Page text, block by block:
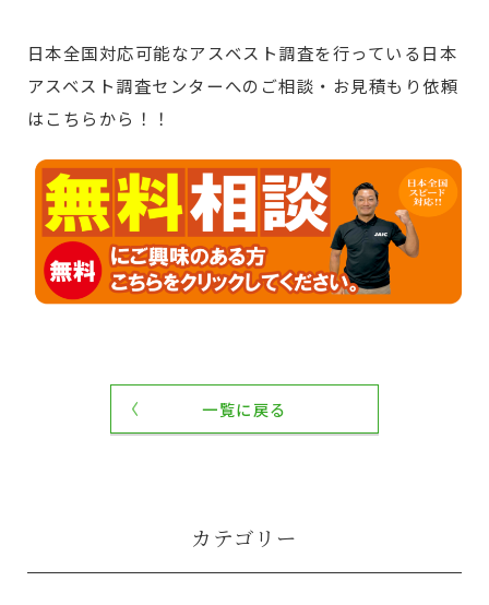
日本全国対応可能なアスベスト調査を行っている日本
アスベスト調査センターへのご相談・お見積もり依頼
はこちらから！！
一覧に戻る
カテゴリー